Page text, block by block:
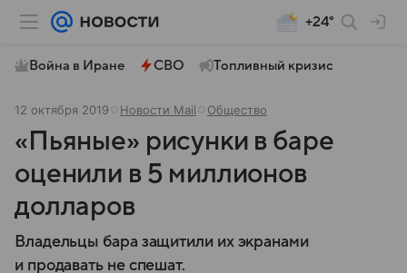
+24°
Война в Иране СВО Топливный кризис
12 октября 2019 Новости Mail Общество
«Пьяные» рисунки в баре
оценили в 5 миллионов
долларов
Владельцы бара защитили их экранами
и продавать не спешат.